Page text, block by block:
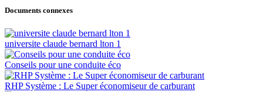
Documents connexes
universite claude bernard lton 1
Conseils pour une conduite éco
RHP Système : Le Super économiseur de carburant